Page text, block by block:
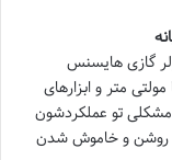
گازی هایسنس
متر و ابزارهای
تو عملکردشون
روشن و خاموش شدن